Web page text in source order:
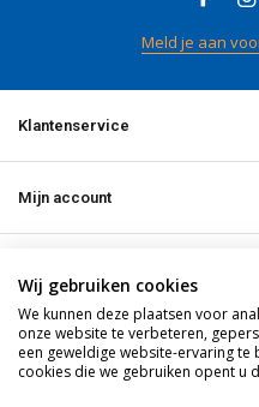
Meld je aan
Klantenservice
Mijn account
Contact
Wij gebruiken cookies
We kunnen deze plaatsen voor
onze website te verbeteren,
een geweldige website-ervaring
cookies die we gebruiken opent u